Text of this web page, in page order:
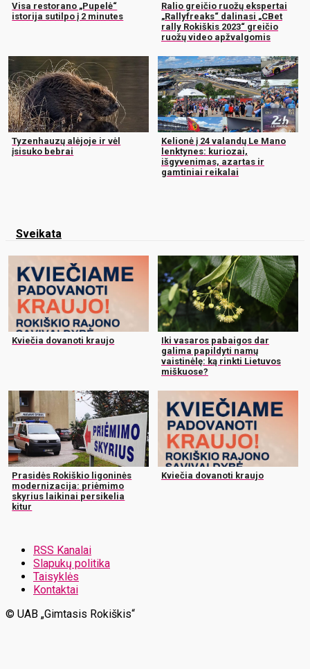
Visa restorano „Pupelė“
istorija sutilpo į 2 minutes
Ralio greičio ruožų ekspertai
„Rallyfreaks“ dalinasi „CBet
rally Rokiškis 2023“ greičio
ruožų video apžvalgomis
Tyzenhauzų alėjoje ir vėl
įsisuko bebrai
Kelionė į 24 valandų Le Mano
lenktynes: kuriozai,
išgyvenimas, azartas ir
gamtiniai reikalai
Sveikata
Kviečia dovanoti kraujo
Iki vasaros pabaigos dar
galima papildyti namų
vaistinėlę: ką rinkti Lietuvos
miškuose?
Prasidės Rokiškio ligoninės
modernizacija: priėmimo
skyrius laikinai persikelia
kitur
Kviečia dovanoti kraujo
RSS Kanalai
Slapukų politika
Taisyklės
Kontaktai
© UAB „Gimtasis Rokiškis“